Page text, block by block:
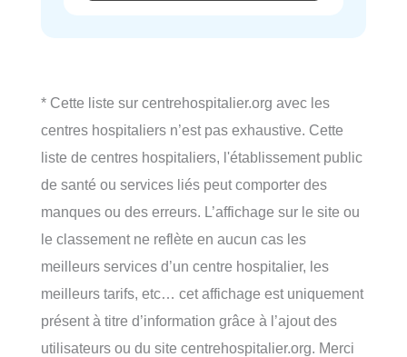
* Cette liste sur centrehospitalier.org avec les
centres hospitaliers n’est pas exhaustive. Cette
liste de centres hospitaliers, l'établissement public
de santé ou services liés peut comporter des
manques ou des erreurs. L’affichage sur le site ou
le classement ne reflète en aucun cas les
meilleurs services d’un centre hospitalier, les
meilleurs tarifs, etc… cet affichage est uniquement
présent à titre d’information grâce à l’ajout des
utilisateurs ou du site centrehospitalier.org. Merci